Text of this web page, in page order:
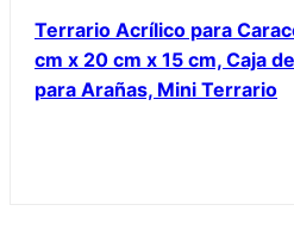
Terrario Acrílico para
cm x 20 cm x 15 cm, Caja
para Arañas, Mini Terrario